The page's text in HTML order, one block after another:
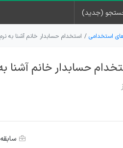
(جدید)
استخدامی استخدام حسابدار خانم آشنا به
حسابدار خانم